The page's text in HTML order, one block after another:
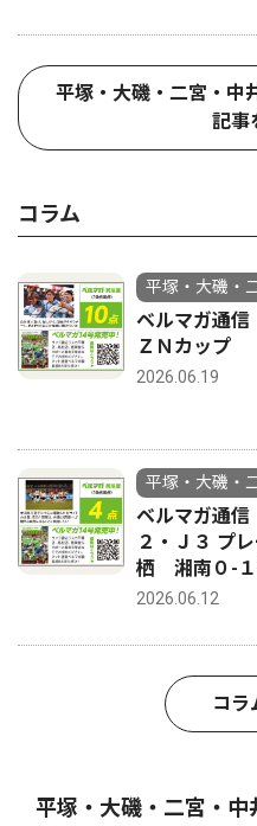
平塚・大磯・二宮・中
記事
コラム
平塚・大磯・
ベルマガ通
ＺＮカップ
2026.06.19
平塚・大磯・
ベルマガ通
２・Ｊ３ プ
栖 湘南０-
2026.06.12
コラ
平塚・大磯・二宮・中